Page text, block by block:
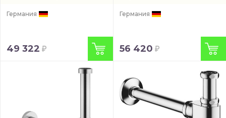
Германия
49 322
Германия
56 420